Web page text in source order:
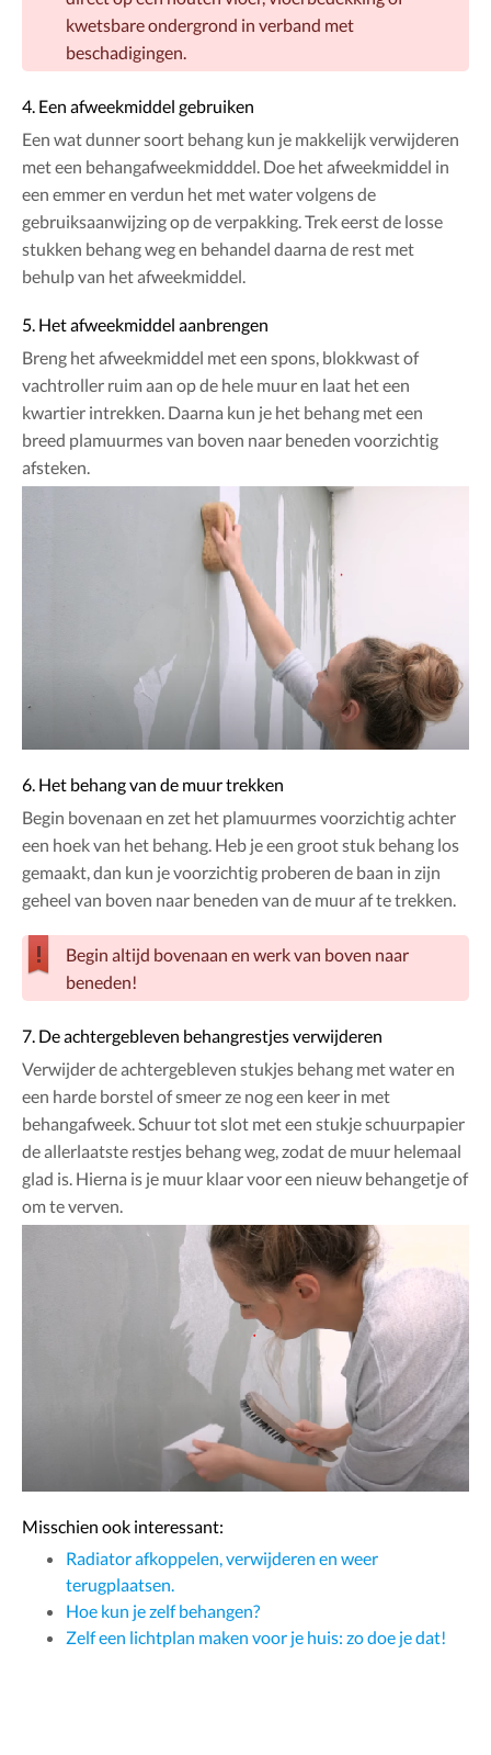
kwetsbare ondergrond in verband met
beschadigingen.
4. Een afweekmiddel gebruiken
Een wat dunner soort behang kun je makkelijk verwijderen
met een behangafweekmidddel. Doe het afweekmiddel in
een emmer en verdun het met water volgens de
gebruiksaanwijzing op de verpakking. Trek eerst de losse
stukken behang weg en behandel daarna de rest met
behulp van het afweekmiddel.
5. Het afweekmiddel aanbrengen
Breng het afweekmiddel met een spons, blokkwast of
vachtroller ruim aan op de hele muur en laat het een
kwartier intrekken. Daarna kun je het behang met een
breed plamuurmes van boven naar beneden voorzichtig
afsteken.
6. Het behang van de muur trekken
Begin bovenaan en zet het plamuurmes voorzichtig achter
een hoek van het behang. Heb je een groot stuk behang los
gemaakt, dan kun je voorzichtig proberen de baan in zijn
geheel van boven naar beneden van de muur af te trekken.
Begin altijd bovenaan en werk van boven naar
beneden!
7. De achtergebleven behangrestjes verwijderen
Verwijder de achtergebleven stukjes behang met water en
een harde borstel of smeer ze nog een keer in met
behangafweek. Schuur tot slot met een stukje schuurpapier
de allerlaatste restjes behang weg, zodat de muur helemaal
glad is. Hierna is je muur klaar voor een nieuw behangetje of
om te verven.
Misschien ook interessant:
Radiator afkoppelen, verwijderen en weer
terugplaatsen.
Hoe kun je zelf behangen?
Zelf een lichtplan maken voor je huis: zo doe je dat!